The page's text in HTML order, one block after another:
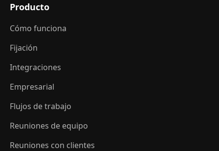
Producto
Cómo funciona
Fijación
Integraciones
Empresarial
Flujos de trabajo
Reuniones de equipo
Reuniones con clientes